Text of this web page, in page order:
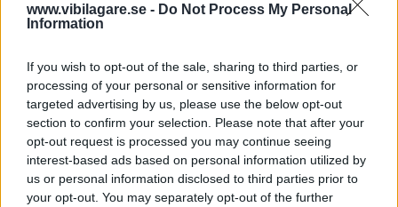
www.vibilagare.se - Do Not Process My Personal
Information
If you wish to opt-out of the sale, sharing to third parties, or
processing of your personal or sensitive information for
targeted advertising by us, please use the below opt-out
section to confirm your selection. Please note that after your
opt-out request is processed you may continue seeing
interest-based ads based on personal information utilized by
us or personal information disclosed to third parties prior to
your opt-out. You may separately opt-out of the further
”God chans att bli ny favorit”
Utbudet av terrängdugliga kombibilar har krympt men fylls
nu på av eldrivna Toyota bZ4X Touring. Vi provkör.